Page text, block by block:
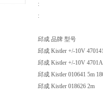
:
:
邱成 品牌 型号
邱成 Kistler +/-10V
邱成 Kistler +/-10V
邱成 Kistler 010641 5m
邱成 Kistler 018626 2m